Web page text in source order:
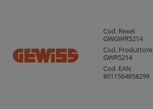
Cod. Rexel
GWGWR5214
Cod. Produttore
GWR5214
Cod. EAN
8011564858299